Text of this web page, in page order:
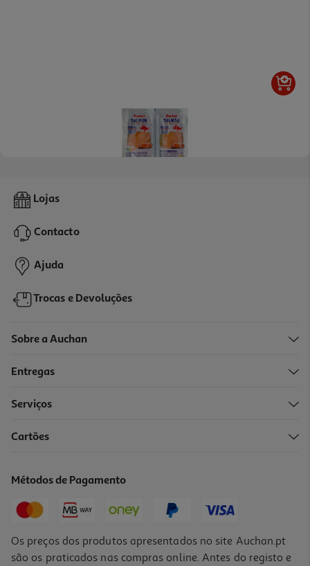
Salmão Fumado Auchan 2x50g
3,99 €
Lojas
Contacto
Ajuda
Trocas e Devoluções
Sobre a Auchan
Entregas
Serviços
Cartões
Métodos de Pagamento
Os preços dos produtos apresentados no site Auchan.pt
são os praticados nas compras online. Antes do registo e